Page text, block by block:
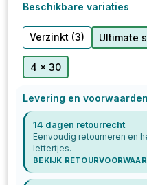
Beschikbare variaties
Verzinkt (3) Ultimate
4 x 30
Levering en voorwaarden
14 dagen retourrecht
Eenvoudig retourneren en
lettertjes.
BEKIJK